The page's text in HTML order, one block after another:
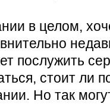
в целом,
послужить
стоит ли
Но так